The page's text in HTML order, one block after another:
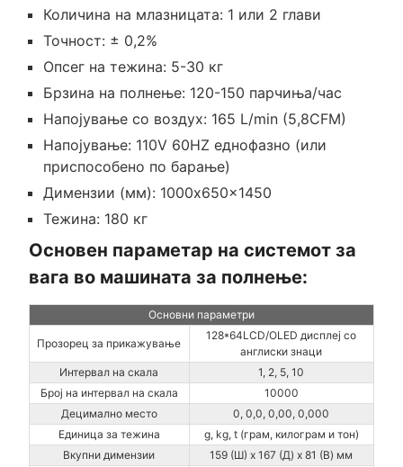
Количина на млазницата: 1 или 2 глави
Точност: ± 0,2%
Опсег на тежина: 5-30 кг
Брзина на полнење: 120-150 парчиња/час
Напојување со воздух: 165 L/min (5,8CFM)
Напојување: 110V 60HZ еднофазно (или
приспособено по барање)
Димензии (мм): 1000x650x1450
Тежина: 180 кг
Основен параметар на системот за
вага во машината за полнење:
Основни параметри
Прозорец за прикажување
128*64LCD/OLED дисплеј со
англиски знаци
Интервал на скала
1, 2, 5, 10
Број на интервал на скала
10000
Децимално место
0, 0,0, 0,00, 0,000
Единица за тежина
g, kg, t (грам, килограм и тон)
Вкупни димензии
159 (Ш) x 167 (Д) x 81 (В) мм